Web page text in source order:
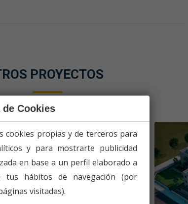
PROYECTOS
Cookies
cookies propias y de terceros para
y para mostrarte publicidad
en base a un perfil elaborado a
tus hábitos de navegación (por
visitadas).